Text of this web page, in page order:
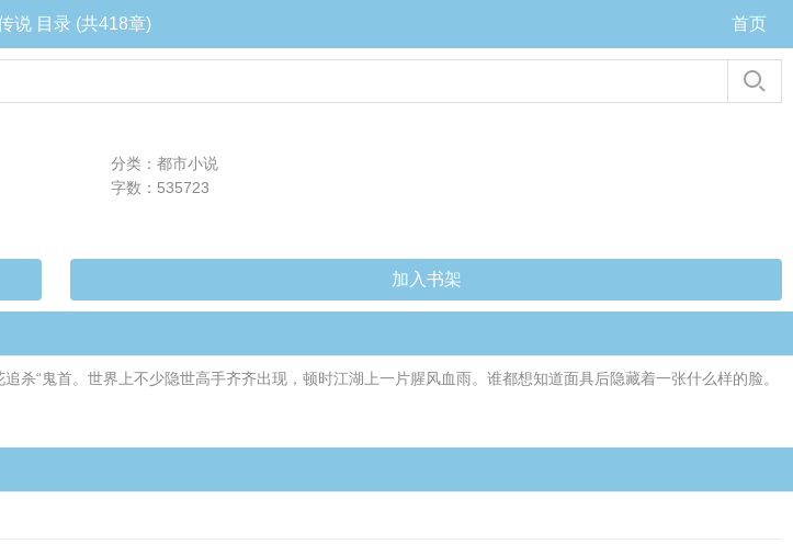
说 目录 (共418章) 首页
分类：都市小说
字数：535723
加入书架
“鬼首。世界上不少隐世高手齐齐出现，顿时江湖上一片腥风血雨。谁都想知道面具后隐藏着一张什么样的脸。